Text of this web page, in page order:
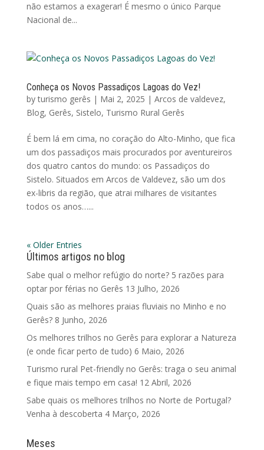
não estamos a exagerar! É mesmo o único Parque
Nacional de...
Conheça os Novos Passadiços Lagoas do Vez!
byturismo gerês | Mai 2, 2025 | Arcos de valdevez,
Blog, Gerês, Sistelo, Turismo Rural Gerês
É bem lá em cima, no coração do Alto-Minho, que fica
um dos passadiços mais procurados por aventureiros
dos quatro cantos do mundo: os Passadiços do
Sistelo. Situados em Arcos de Valdevez, são um dos
ex-libris da região, que atrai milhares de visitantes
todos os anos…...
« Older Entries
Últimos artigos no blog
Sabe qual o melhor refúgio do norte? 5 razões para
optar por férias no Gerês 13 Julho, 2026
Quais são as melhores praias fluviais no Minho e no
Gerês? 8 Junho, 2026
Os melhores trilhos no Gerês para explorar a Natureza
(e onde ficar perto de tudo) 6 Maio, 2026
Turismo rural Pet-friendly no Gerês: traga o seu animal
e fique mais tempo em casa! 12 Abril, 2026
Sabe quais os melhores trilhos no Norte de Portugal?
Venha à descoberta 4 Março, 2026
Meses